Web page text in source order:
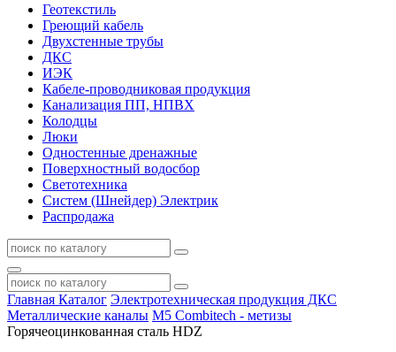
Геотекстиль
Греющий кабель
Двухстенные трубы
ДКС
ИЭК
Кабеле-проводниковая продукция
Канализация ПП, НПВХ
Колодцы
Люки
Одностенные дренажные
Поверхностный водосбор
Светотехника
Систем (Шнейдер) Электрик
Распродажа
Главная Каталог Электротехническая продукция ДКС
Металлические каналы M5 Combitech - метизы
Горячеоцинкованная сталь HDZ